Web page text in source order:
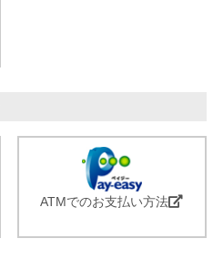
ATMでのお支払い方法